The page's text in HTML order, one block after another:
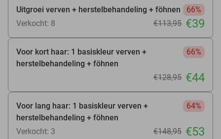
Uitgroei verven + herstelbehandeling + föhnen
66%
Verkocht: 8
€113,95 €39
Voor kort haar: 1 basiskleur verven +
herstelbehandeling + föhnen
66%
€128,95 €44
Voor lang haar: 1 basiskleur verven +
herstelbehandeling + föhnen
64%
Verkocht: 3 €148,95 €53